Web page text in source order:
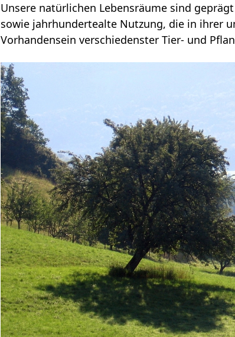
Unsere natürlichen Lebensräume sind
sowie jahrhundertealte Nutzung, die in ihrer
Vorhandensein verschiedenster Tier- und